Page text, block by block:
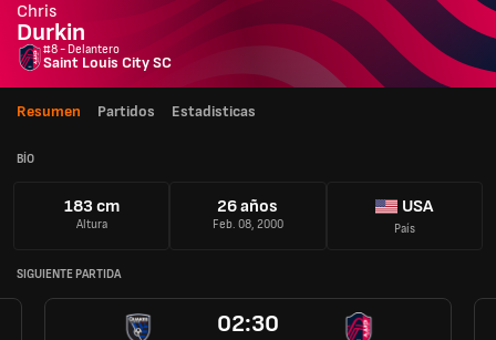
Chris
Durkin
#8 - Delantero
Saint Louis City SC
Resumen Partidos Estadisticas
BÍO
183 cm
Altura
26 años
Feb. 08, 2000
USA
País
SIGUIENTE PARTIDA
02:30